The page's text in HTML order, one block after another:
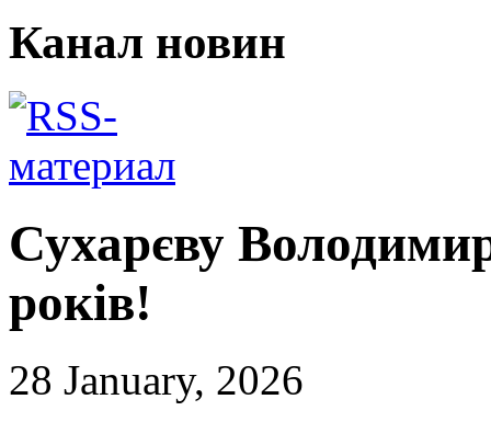
Канал новин
Сухарєву
років!
28 January, 2026